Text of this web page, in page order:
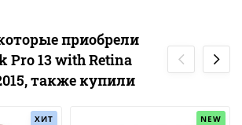
приобрели
Pro 13 with Retina
также купили
ХИТ NEW